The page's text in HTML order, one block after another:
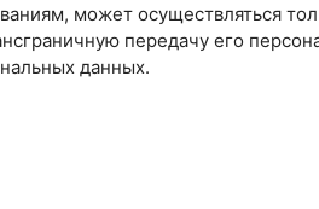
может осуществляться
передачу его
данных.